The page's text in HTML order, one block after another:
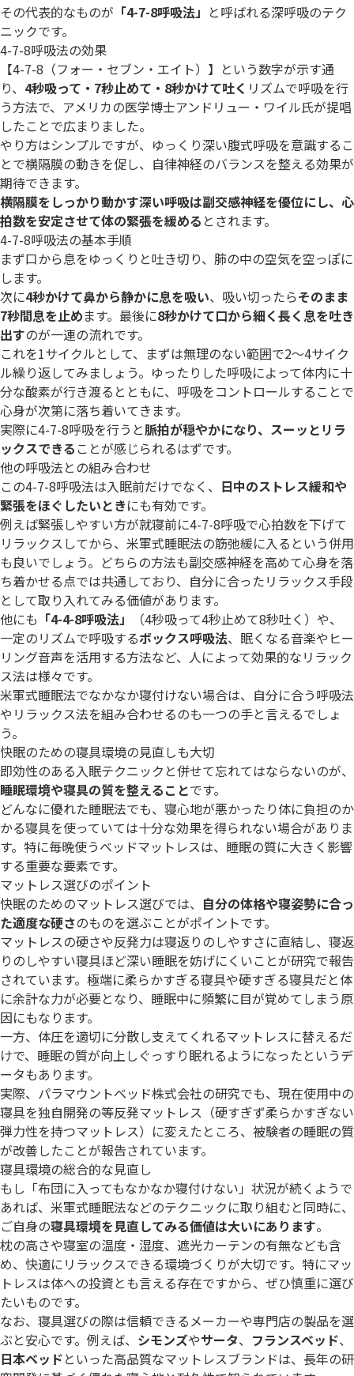
その代表的なものが 「4-7-8呼吸法」 と呼ばれる深呼吸のテク
ニックです。
4-7-8呼吸法の効果
【4-7-8（フォー・セブン・エイト）】という数字が示す通
り、 4秒吸って・7秒止めて・8秒かけて吐く リズムで呼吸を行
う方法で、アメリカの医学博士アンドリュー・ワイル氏が提唱
したことで広まりました。
やり方はシンプルですが、ゆっくり深い腹式呼吸を意識するこ
とで横隔膜の動きを促し、自律神経のバランスを整える効果が
期待できます。
横隔膜をしっかり動かす深い呼吸は副交感神経を優位にし、心
拍数を安定させて体の緊張を緩める とされます。
4-7-8呼吸法の基本手順
まず口から息をゆっくりと吐き切り、肺の中の空気を空っぽに
します。
次に4秒かけて鼻から静かに息を吸い、吸い切ったらそのまま
7秒間息を止めます。最後に8秒かけて口から細く長く息を吐き
出すのが一連の流れです。
これを1サイクルとして、まずは無理のない範囲で2～4サイク
ル繰り返してみましょう。ゆったりした呼吸によって体内に十
分な酸素が行き渡るとともに、呼吸をコントロールすることで
心身が次第に落ち着いてきます。
実際に4-7-8呼吸を行うと脈拍が穏やかになり、スーッとリラ
ックスできる ことが感じられるはずです。
他の呼吸法との組み合わせ
この4-7-8呼吸法は入眠前だけでなく、 日中のストレス緩和や
緊張をほぐしたいときにも有効です。
例えば緊張しやすい方が就寝前に4-7-8呼吸で心拍数を下げて
リラックスしてから、米軍式睡眠法の筋弛緩に入るという併用
も良いでしょう。どちらの方法も副交感神経を高めて心身を落
ち着かせる点では共通しており、自分に合ったリラックス手段
として取り入れてみる価値があります。
他にも 「4-4-8呼吸法」
（4秒吸って4秒止めて8秒吐く）や、
一定のリズムで呼吸するボックス呼吸法、眠くなる音楽やヒー
リング音声を活用する方法など、人によって効果的なリラック
ス法は様々です。
米軍式睡眠法でなかなか寝付けない場合は、自分に合う呼吸法
やリラックス法を組み合わせるのも一つの手と言えるでしょ
う。
快眠のための寝具環境の見直しも大切
即効性のある入眠テクニックと併せて忘れてはならないのが、
睡眠環境や寝具の質を整えることです。
どんなに優れた睡眠法でも、寝心地が悪かったり体に負担のか
かる寝具を使っていては十分な効果を得られない場合がありま
す。特に毎晩使うベッドマットレスは、睡眠の質に大きく影響
する重要な要素です。
マットレス選びのポイント
快眠のためのマットレス選びでは、 自分の体格や寝姿勢に合っ
た適度な硬さのものを選ぶことがポイントです。
マットレスの硬さや反発力は寝返りのしやすさに直結し、寝返
りのしやすい寝具ほど深い睡眠を妨げにくいことが研究で報告
されています。極端に柔らかすぎる寝具や硬すぎる寝具だと体
に余計な力が必要となり、睡眠中に頻繁に目が覚めてしまう原
因にもなります。
一方、体圧を適切に分散し支えてくれるマットレスに替えるだ
けで、睡眠の質が向上しぐっすり眠れるようになったというデ
ータもあります。
実際、パラマウントベッド株式会社の研究でも、現在使用中の
寝具を独自開発の等反発マットレス（硬すぎず柔らかすぎない
弾力性を持つマットレス）に変えたところ、被験者の睡眠の質
が改善したことが報告されています。
寝具環境の総合的な見直し
もし「布団に入ってもなかなか寝付けない」状況が続くようで
あれば、米軍式睡眠法などのテクニックに取り組むと同時に、
ご自身の寝具環境を見直してみる価値は大いにあります。
枕の高さや寝室の温度・湿度、遮光カーテンの有無なども含
め、快適にリラックスできる環境づくりが大切です。特にマッ
トレスは体への投資とも言える存在ですから、ぜひ慎重に選び
たいものです。
なお、寝具選びの際は信頼できるメーカーや専門店の製品を選
ぶと安心です。例えば、 シモンズやサータ、 フランスベッド、
日本ベッドといった高品質なマットレスブランドは、長年の研